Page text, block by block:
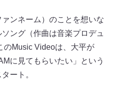
ンネーム）のことを想いな
ング（作曲は音楽プロデュ
のMusic Videoは、大平が
に見てもらいたい」という
ート。